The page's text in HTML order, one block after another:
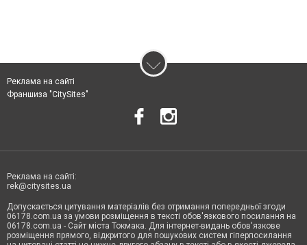
Реклама на сайті
Франшиза "CitySites"
Реклама на сайті:
rek@citysites.ua
Допускається цитування матеріалів без отримання попередньої згоди
06178.com.ua за умови розміщення в тексті обов'язкового посилання на
06178.com.ua - Сайт міста Токмака. Для інтернет-видань обов'язкове
розміщення прямого, відкритого для пошукових систем гіперпосилання